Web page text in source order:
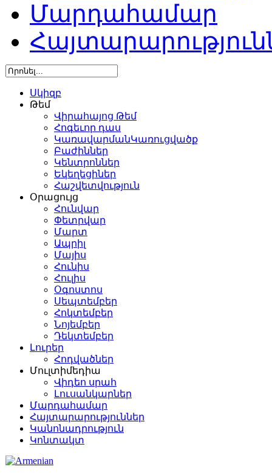
Մարդահամար
Սկիզբ
Թեմ
Վիրահայոց Թեմ
Հոգեւոր դաս
ԿառավարմանԿառուցվածք
Բաժիններ
Կենտրոններ
Եկեղեցիներ
Հաշվետվություն
Օրացույց
Հունվար
Փետրվար
Մարտ
Ապրիլ
Մայիս
Հունիս
Հուլիս
Օգոստոս
Սեպտեմբեր
Հոկտեմբեր
Նոյեմբեր
Դեկտեմբեր
Լուրեր
Հոդվածներ
Մուլտիմեդիա
Վիդեո սրահ
Լուսանկարներ
Մարդահամար
Հայտարարություններ
Կանոնադրություն
Կոնտակտ